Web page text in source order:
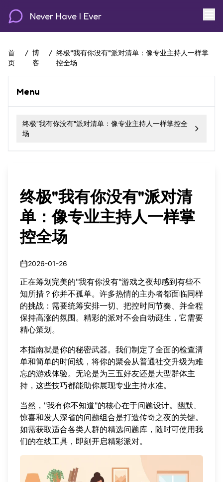
Never Have I Ever
首
页
/ 博
客
/ 终极"我有你没有"派对清单：像专业主持人一样掌
控全场
Menu
终极"我有你没有"派对清单：像专业主持人一样掌控全
场
终极"我有你没有"派对清
单：像专业主持人一样掌
控全场
2026-01-26
正在筹划完美的"我有你没有"游戏之夜却感到有些不
知所措？你并不孤单。许多热情的主办者都面临同样
的挑战：需要统筹安排一切、把控时间节奏、并全程
保持高涨的氛围。精彩的派对不会自动诞生，它需要
精心策划。
本指南就是你的秘密武器。我们制定了全面的检查清
单和简单的时间线，将你的聚会从普通社交升级为难
忘的游戏体验。无论是为三五好友还是大型群体主
持，这些技巧都能助你展现专业主持水准。
当然，"我有你不知道"的核心在于问题设计。幽默、
惊喜和发人深省的问题组合是打造传奇之夜的关键。
如需获取适合各类人群的精选问题库，随时可使用我
们的在线工具 ，即刻开启精彩派对。